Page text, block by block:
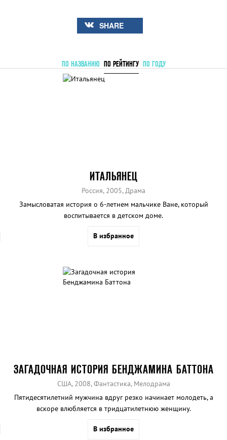
SHARE
ПО НАЗВАНИЮ ПО РЕЙТИНГУ ПО ГОДУ
ИТАЛЬЯНЕЦ
Россия, 2005, Драма
Замысловатая история о 6-летнем мальчике Ване, который
воспитывается в детском доме.
В избранное
ЗАГАДОЧНАЯ ИСТОРИЯ БЕНДЖАМИНА БАТТОНА
США, 2008, Фантастика, Мелодрама
Пятидесятилетний мужчина вдруг резко начинает молодеть, а
вскоре влюбляется в тридцатилетнюю женщину.
В избранное